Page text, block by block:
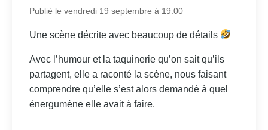
Publié le vendredi 19 septembre à 19:00
Une scène décrite avec beaucoup de détails
Avec l’humour et la taquinerie qu’on sait qu’ils
partagent, elle a raconté la scène, nous faisant
comprendre qu’elle s’est alors demandé à quel
énergumène elle avait à faire.